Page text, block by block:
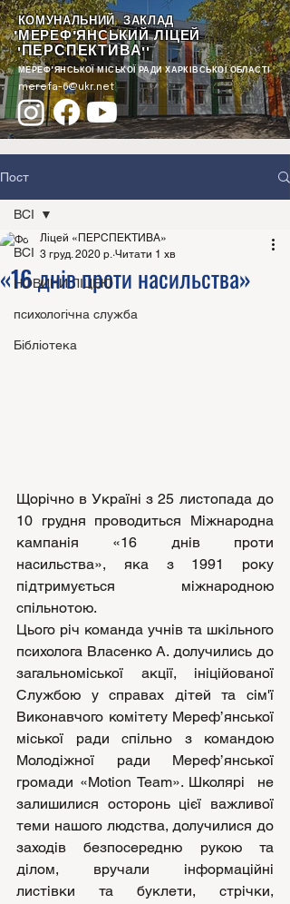
КОМУНАЛЬНИЙ ЗАКЛАД
"МЕРЕФ'ЯНСЬКИЙ ЛІЦЕЙ
"ПЕРСПЕКТИВА""
МЕРЕФ'ЯНСЬКОЇ МІСЬКОЇ РАДИ ХАРКІВСЬКОЇ ОБЛАСТІ
merefa-6@ukr.net
Пост
ВСІ
НОВИНИ ЛІЦЕЮ
психологічна служба
Бібліотека
ВСІ
«16 днів проти насильства»
Ліцей «ПЕРСПЕКТИВА»
3 груд. 2020 р. Читати 1 хв
Щорічно в Україні з 25 листопада до
10 грудня проводиться Міжнародна
кампанія «16 днів проти
насильства», яка з 1991 року
підтримується міжнародною
спільнотою.
Цього річ команда учнів та шкільного
психолога Власенко А. долучились до
загальноміської акції, ініційованої
Службою у справах дітей та сім'ї
Виконавчого комітету Мереф’янської
міської ради спільно з командою
Молодіжної ради Мереф’янської
громади «Motion Team». Школярі  не
залишилися осторонь цієї важливої
теми нашого людства, долучилися до
заходів безпосередню рукою та
ділом, вручали інформаційні
листівки та буклети, стрічки,